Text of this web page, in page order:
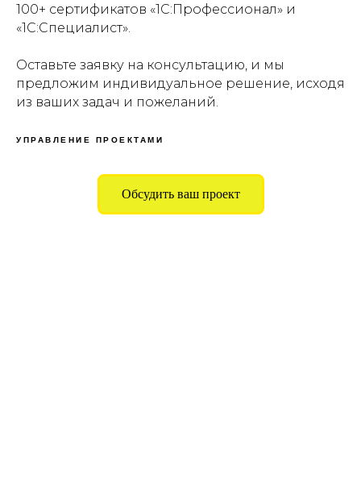
100+ сертификатов «1С:Профессионал» и
«1С:Специалист».
Оставьте заявку на консультацию, и мы
предложим индивидуальное решение, исходя
из ваших задач и пожеланий.
УПРАВЛЕНИЕ ПРОЕКТАМИ
Обсудить ваш проект